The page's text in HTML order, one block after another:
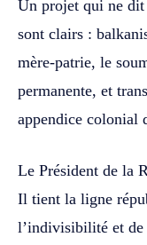
Un projet qui ne dit
sont clairs :
mère-patrie, le
permanente, et
appendice colonial
Le Président de la
Il tient la ligne
l’indivisibilité et de